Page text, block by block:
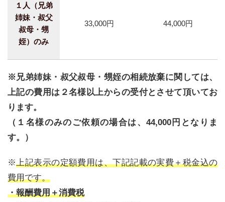
１人（兄弟
姉妹・叔父
叔母・甥
姪）のみ
33,000円 44,000円
※兄弟姉妹・叔父叔母・甥姪の相続放棄に関しては、
上記の費用は２名様以上からの受付とさせて頂いてお
ります。
（１名様のみのご依頼の場合は、44,000円となりま
す。）
※上記表示の定額費用は、下記記載の実費＋税金込の
費用です。
・報酬費用＋消費税